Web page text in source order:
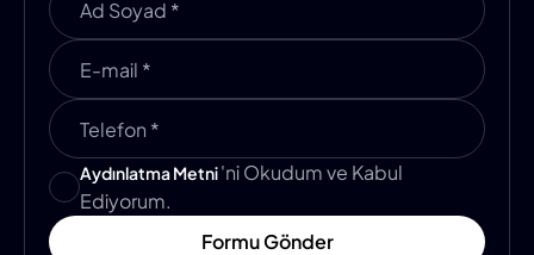
Aydınlatma Metni'ni Okudum ve Kabul
Ediyorum.
Formu Gönder